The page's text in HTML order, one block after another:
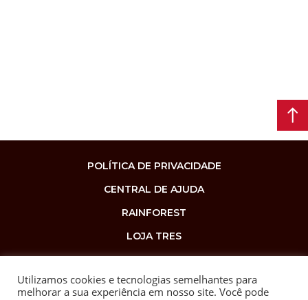
POLÍTICA DE PRIVACIDADE
CENTRAL DE AJUDA
RAINFOREST
LOJA TRES
Utilizamos cookies e tecnologias semelhantes para
melhorar a sua experiência em nosso site. Você pode